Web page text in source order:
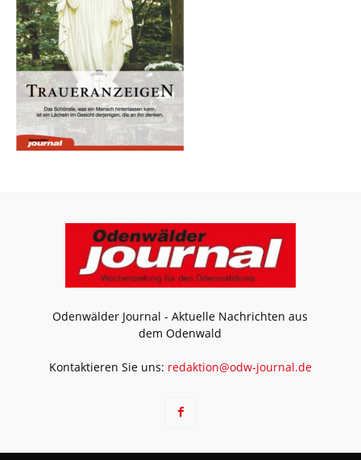
Odenwälder Journal - Aktuelle Nachrichten aus
dem Odenwald
Kontaktieren Sie uns: redaktion@odw-journal.de